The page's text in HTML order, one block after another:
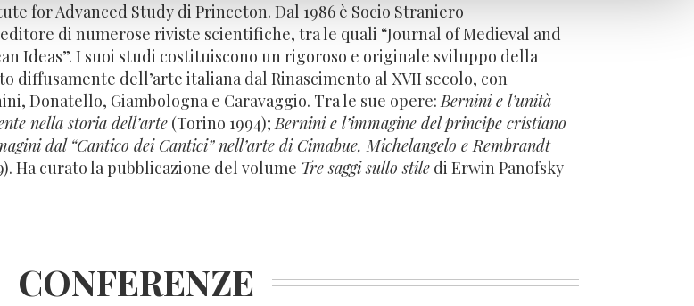
for Advanced Study di Princeton. Dal 1986 è Socio Straniero
di numerose riviste scientifiche, tra le quali “Journal of Medieval and
Ideas”. I suoi studi costituiscono un rigoroso e originale sviluppo della
diffusamente dell’arte italiana dal Rinascimento al XVII secolo, con
Donatello, Giambologna e Caravaggio. Tra le sue opere:Bernini e l’unità
nella storia dell’arte (Torino 1994);Bernini e l’immagine del principe cristiano
dal “Cantico dei Cantici” nell’arte di Cimabue, Michelangelo e Rembrandt
Ha curato la pubblicazione del volume Tre saggi sullo stile di Erwin Panofsky
CONFERENZE